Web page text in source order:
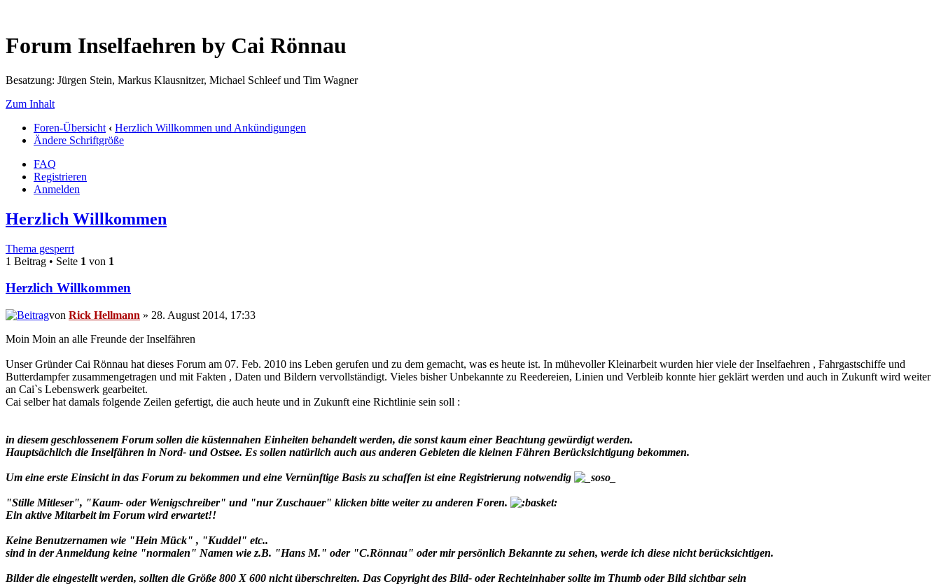
Forum Inselfaehren by Cai Rönnau
Besatzung: Jürgen Stein, Markus Klausnitzer, Michael Schleef und Tim Wagner
Zum Inhalt
Foren-Übersicht ‹ Herzlich Willkommen und Ankündigungen
Ändere Schriftgröße
FAQ
Registrieren
Anmelden
Herzlich Willkommen
Thema gesperrt
1 Beitrag • Seite 1 von 1
Herzlich Willkommen
von Rick Hellmann » 28. August 2014, 17:33
Moin Moin an alle Freunde der Inselfähren
Unser Gründer Cai Rönnau hat dieses Forum am 07. Feb. 2010 ins Leben gerufen und zu dem gemacht, was es heute ist. In mühevoller Kleinarbeit wurden hier viele der Inselfaehren , Fahrgastschiffe und
Butterdampfer zusammengetragen und mit Fakten , Daten und Bildern vervollständigt. Vieles bisher Unbekannte zu Reedereien, Linien und Verbleib konnte hier geklärt werden und auch in Zukunft wird weiter
an Cai`s Lebenswerk gearbeitet.
Cai selber hat damals folgende Zeilen gefertigt, die auch heute und in Zukunft eine Richtlinie sein soll :
in diesem geschlossenem Forum sollen die küstennahen Einheiten behandelt werden, die sonst kaum einer Beachtung gewürdigt werden.
Hauptsächlich die Inselfähren in Nord- und Ostsee. Es sollen natürlich auch aus anderen Gebieten die kleinen Fähren Berücksichtigung bekommen.
Um eine erste Einsicht in das Forum zu bekommen und eine Vernünftige Basis zu schaffen ist eine Registrierung notwendig
"Stille Mitleser", "Kaum- oder Wenigschreiber" und "nur Zuschauer" klicken bitte weiter zu anderen Foren.
Ein aktive Mitarbeit im Forum wird erwartet!!
Keine Benutzernamen wie "Hein Mück" , "Kuddel" etc..
sind in der Anmeldung keine "normalen" Namen wie z.B. "Hans M." oder "C.Rönnau" oder mir persönlich Bekannte zu sehen, werde ich diese nicht berücksichtigen.
Bilder die eingestellt werden, sollten die Größe 800 X 600 nicht überschreiten. Das Copyright des Bild- oder Rechteinhaber sollte im Thumb oder Bild sichtbar sein